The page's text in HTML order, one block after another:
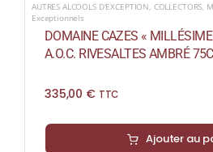
AUTRES ALCOOLS D'EXCEPTION, COLLECTORS,
Exceptionnels
DOMAINE CAZES «
A.O.C. RIVESALTES AMBRÉ
335,00 € TTC
Ajouter au